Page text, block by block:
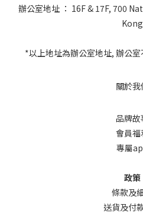
辦公室地址 ： 16F & 17F, 700
Kong
*以上地址為辦公室地址, 辦公
關於我
品牌故
會員福
專屬
政策
條款及
送貨及付